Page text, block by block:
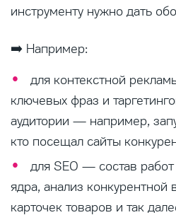
инструменту нужно дать
➡️ Например:
для контекстной
ключевых фраз и
аудитории — например,
кто посещал сайты
для SEO — состав
ядра, анализ конкурентной
карточек товаров и так